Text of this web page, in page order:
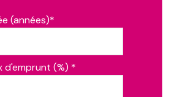
(années)*
d'emprunt (%) *